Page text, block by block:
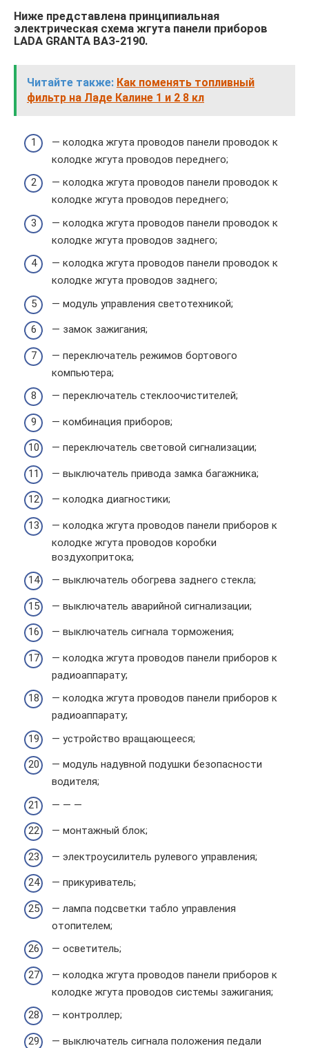
Ниже представлена принципиальная
электрическая схема жгута панели приборов
LADA GRANTA ВАЗ-2190.
Читайте также: Как поменять топливный
фильтр на Ладе Калине 1 и 2 8 кл
— колодка жгута проводов панели проводок к
колодке жгута проводов переднего;
— колодка жгута проводов панели проводок к
колодке жгута проводов переднего;
— колодка жгута проводов панели проводок к
колодке жгута проводов заднего;
— колодка жгута проводов панели проводок к
колодке жгута проводов заднего;
— модуль управления светотехникой;
— замок зажигания;
— переключатель режимов бортового
компьютера;
— переключатель стеклоочистителей;
— комбинация приборов;
— переключатель световой сигнализации;
— выключатель привода замка багажника;
— колодка диагностики;
— колодка жгута проводов панели приборов к
колодке жгута проводов коробки
воздухопритока;
— выключатель обогрева заднего стекла;
— выключатель аварийной сигнализации;
— выключатель сигнала торможения;
— колодка жгута проводов панели приборов к
радиоаппарату;
— колодка жгута проводов панели приборов к
радиоаппарату;
— устройство вращающееся;
— модуль надувной подушки безопасности
водителя;
— — —
— монтажный блок;
— электроусилитель рулевого управления;
— прикуриватель;
— лампа подсветки табло управления
отопителем;
— осветитель;
— колодка жгута проводов панели приборов к
колодке жгута проводов системы зажигания;
— контроллер;
— выключатель сигнала положения педали